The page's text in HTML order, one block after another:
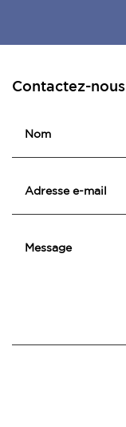
Contactez-nous